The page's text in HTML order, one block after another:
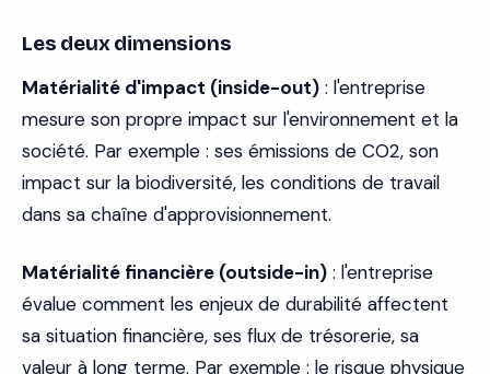
Les deux dimensions
Matérialité d'impact (inside-out) : l'entreprise
mesure son propre impact sur l'environnement et la
société. Par exemple : ses émissions de CO2, son
impact sur la biodiversité, les conditions de travail
dans sa chaîne d'approvisionnement.
Matérialité financière (outside-in) : l'entreprise
évalue comment les enjeux de durabilité affectent
sa situation financière, ses flux de trésorerie, sa
valeur à long terme. Par exemple : le risque physique